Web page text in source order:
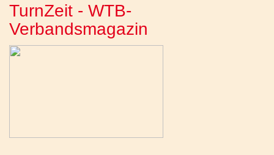
TurnZeit - WTB-
Verbandsmagazin